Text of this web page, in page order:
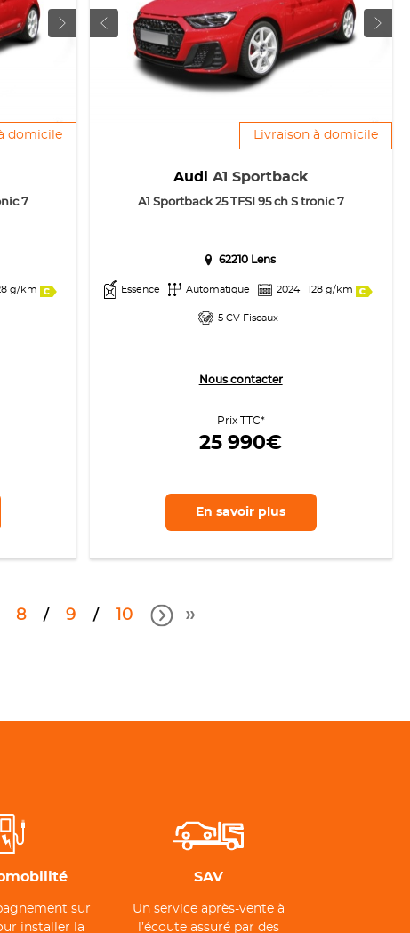
domicile
7
g/km
Livraison à domicile
Audi A1 Sportback
A1 Sportback 25 TFSI 95 ch S tronic 7
62210 Lens
Essence Automatique 2024 128 g/km
5 CV Fiscaux
Nous contacter
Prix TTC*
25 990€
En savoir plus
8 9 10
sur
installer la
SAV
Un service après-vente à
l’écoute assuré par des